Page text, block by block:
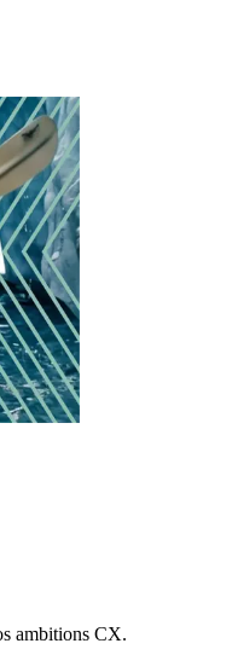
ambitions CX.